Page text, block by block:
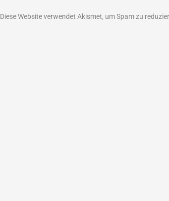
Diese Website verwendet Akismet, um Spam zu